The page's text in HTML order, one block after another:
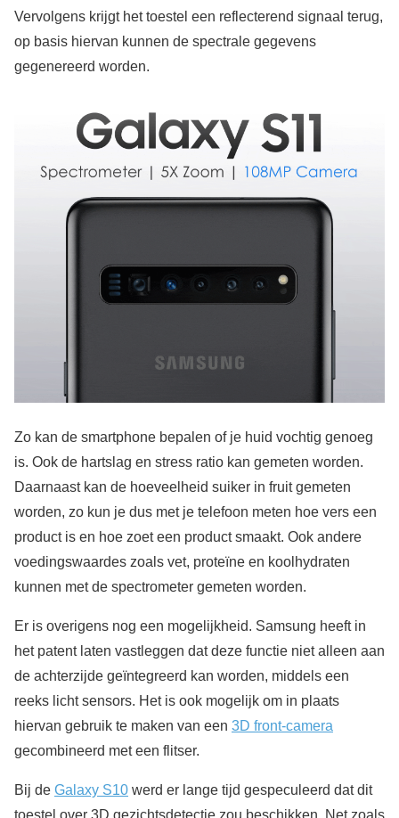
Vervolgens krijgt het toestel een reflecterend signaal terug,
op basis hiervan kunnen de spectrale gegevens
gegenereerd worden.
Zo kan de smartphone bepalen of je huid vochtig genoeg
is. Ook de hartslag en stress ratio kan gemeten worden.
Daarnaast kan de hoeveelheid suiker in fruit gemeten
worden, zo kun je dus met je telefoon meten hoe vers een
product is en hoe zoet een product smaakt. Ook andere
voedingswaardes zoals vet, proteïne en koolhydraten
kunnen met de spectrometer gemeten worden.
Er is overigens nog een mogelijkheid. Samsung heeft in
het patent laten vastleggen dat deze functie niet alleen aan
de achterzijde geïntegreerd kan worden, middels een
reeks licht sensors. Het is ook mogelijk om in plaats
hiervan gebruik te maken van een 3D front-camera
gecombineerd met een flitser.
Bij de Galaxy S10 werd er lange tijd gespeculeerd dat dit
toestel over 3D gezichtsdetectie zou beschikken. Net zoals